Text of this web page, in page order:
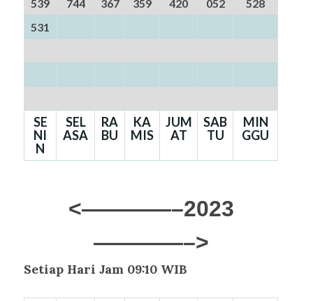
539 744 367 359 420 052
528
531
SE
NI
N
SEL
ASA
RA
BU
KA
MIS
JUM
AT
SAB
TU
MIN
GGU
<————–2023
————–>
Setiap Hari Jam 09:10 WIB